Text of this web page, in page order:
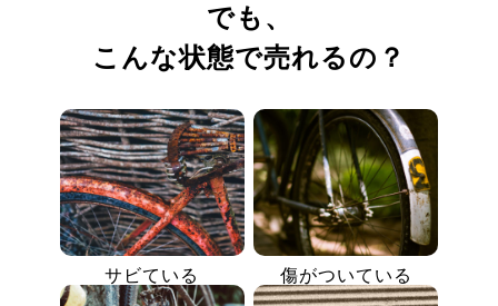
でも、
こんな状態で売れるの？
サビている 傷がついている